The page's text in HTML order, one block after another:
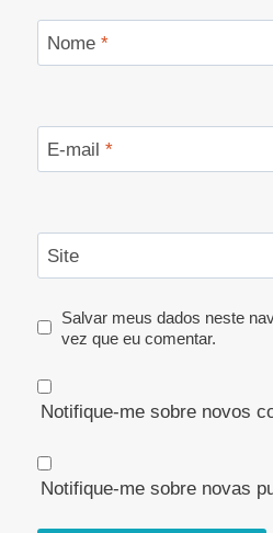
Nome *
E-mail *
Site
Salvar meus dados neste
vez que eu comentar.
Notifique-me sobre novos
Notifique-me sobre novas